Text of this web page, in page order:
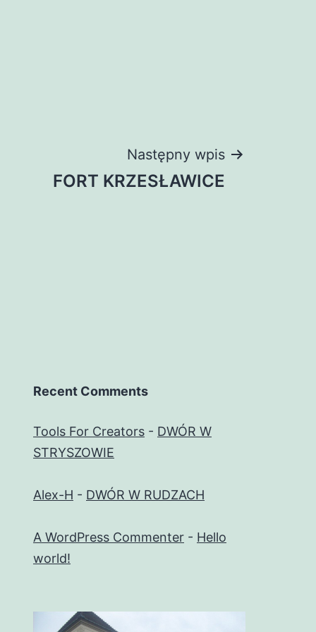
Następny wpis
FORT KRZESŁAWICE
Recent Comments
Tools For Creators - DWÓR W
STRYSZOWIE
Alex-H - DWÓR W RUDZACH
A WordPress Commenter - Hello
world!